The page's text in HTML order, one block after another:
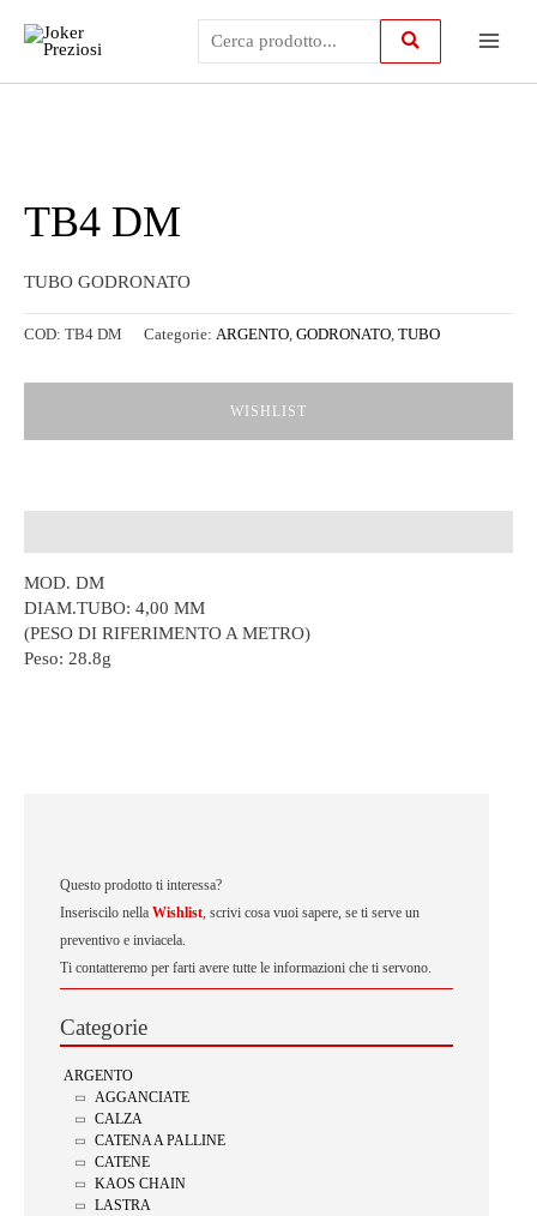
contenuto
Questo prodotto ti interessa?
Inseriscilo nella Wishlist, scrivi cosa vuoi sapere, se ti serve un
preventivo e inviacela.
Ti contatteremo per farti avere tutte le informazioni che ti servono.
Categorie
ARGENTO
AGGANCIATE
CALZA
CATENA A PALLINE
CATENE
KAOS CHAIN
LASTRA
TB4 DM
TUBO GODRONATO
COD: TB4 DM Categorie: ARGENTO, GODRONATO, TUBO
WISHLIST
MOD. DM
DIAM.TUBO: 4,00 MM
(PESO DI RIFERIMENTO A METRO)
Peso: 28.8g